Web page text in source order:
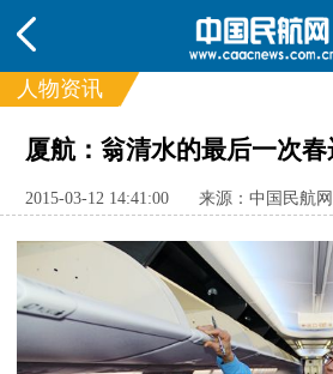
频道
头条 要闻 国内
动态
直播 航图
频
人物资讯
厦航：翁清水的最后一次春
2015-03-12 14:41:00 来源：中国民航网